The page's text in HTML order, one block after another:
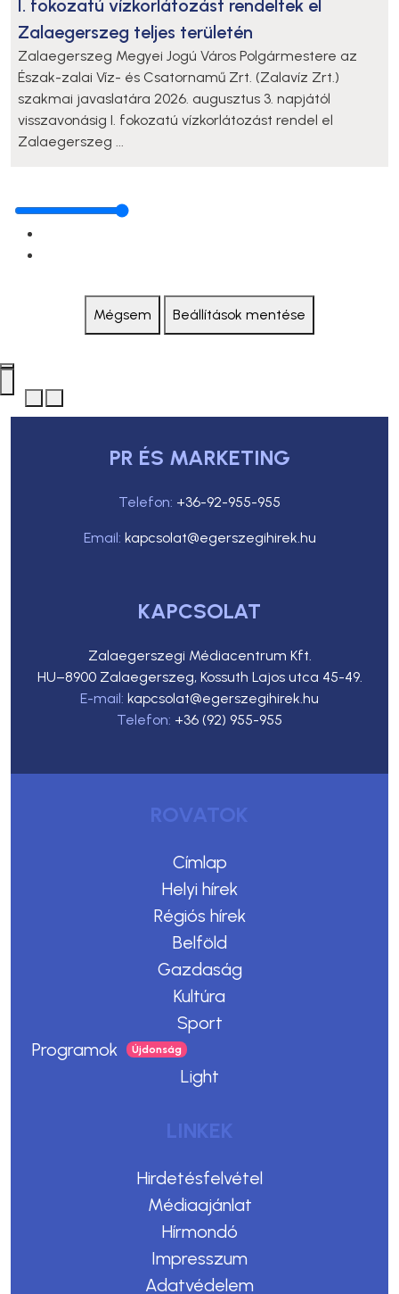
I. fokozatú vízkorlátozást rendeltek el
Zalaegerszeg teljes területén
Zalaegerszeg Megyei Jogú Város Polgármestere az
Észak-zalai Víz- és Csatornamű Zrt. (Zalavíz Zrt.)
szakmai javaslatára 2026. augusztus 3. napjától
visszavonásig I. fokozatú vízkorlátozást rendel el
Zalaegerszeg ...
Mégsem Beállítások mentése
PR ÉS MARKETING
Telefon: +36-92-955-955
Email: kapcsolat@egerszegihirek.hu
KAPCSOLAT
Zalaegerszegi Médiacentrum Kft.
HU–8900 Zalaegerszeg, Kossuth Lajos utca 45-49.
E-mail: kapcsolat@egerszegihirek.hu
Telefon: +36 (92) 955-955
ROVATOK
Címlap
Helyi hírek
Régiós hírek
Belföld
Gazdaság
Kultúra
Sport
Programok
Light
LINKEK
Hirdetésfelvétel
Médiaajánlat
Hírmondó
Impresszum
Adatvédelem